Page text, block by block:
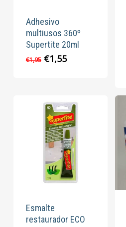
Adhesivo
multiusos 360º
Supertite 20ml
€1,95 El
€1,95.
€1,55El
€1,55.
Esmalte
restaurador ECO